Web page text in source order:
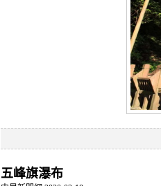
五峰旗瀑布